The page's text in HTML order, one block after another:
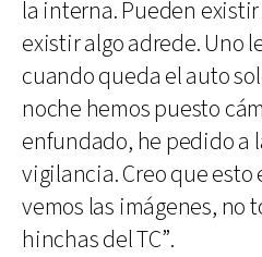
la interna. Pueden
existir algo adrede. Uno
cuando queda el auto
noche hemos puesto
enfundado, he pedido a
vigilancia. Creo que esto
vemos las imágenes, no
hinchas del TC”.